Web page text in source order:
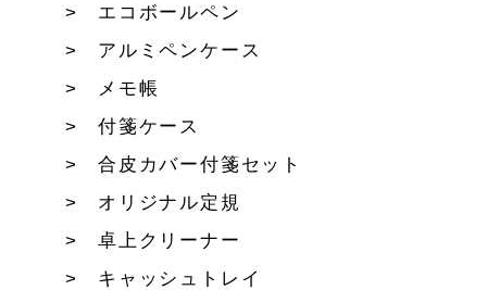
エコボールペン
アルミペンケース
メモ帳
付箋ケース
合皮カバー付箋セット
オリジナル定規
卓上クリーナー
キャッシュトレイ